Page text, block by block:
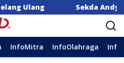
Sekda Andy Azis
InfoMitra InfoOlahraga